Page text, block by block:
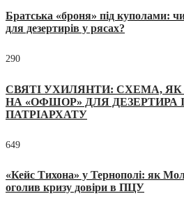
Братська «броня» під куполами:
для дезертирів у рясах?
290
СВЯТІ УХИЛЯНТИ: СХЕМА,
НА «ОФШОР» ДЛЯ ДЕЗЕРТИРА
ПАТРІАРХАТУ
649
«Кейс Тихона» у Тернополі: як
оголив кризу довіри в ПЦУ